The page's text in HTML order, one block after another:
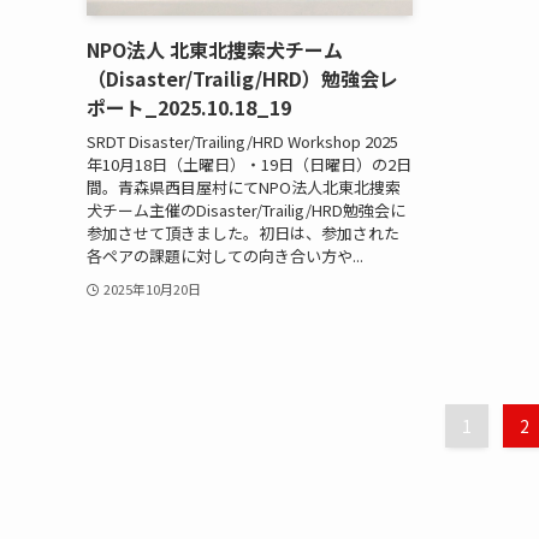
NPO法人 北東北捜索犬チーム
（Disaster/Trailig/HRD）勉強会レ
ポート_2025.10.18_19
SRDT Disaster/Trailing/HRD Workshop 2025
年10月18日（土曜日）・19日（日曜日）の2日
間。青森県西目屋村にてNPO法人北東北捜索
犬チーム主催のDisaster/Trailig/HRD勉強会に
参加させて頂きました。初日は、参加された
各ペアの課題に対しての向き合い方や...
2025年10月20日
1 2